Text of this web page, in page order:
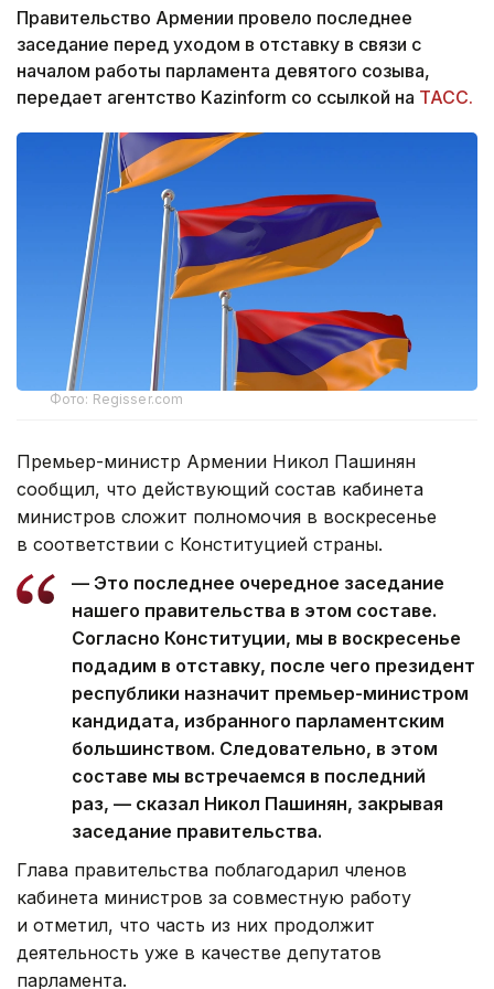
Правительство Армении провело последнее
заседание перед уходом в отставку в связи с
началом работы парламента девятого созыва,
передает агентство Kazinform со ссылкой на ТАСС.
Фото: Regisser.com
Премьер-министр Армении Никол Пашинян
сообщил, что действующий состав кабинета
министров сложит полномочия в воскресенье
в соответствии с Конституцией страны.
— Это последнее очередное заседание
нашего правительства в этом составе.
Согласно Конституции, мы в воскресенье
подадим в отставку, после чего президент
республики назначит премьер-министром
кандидата, избранного парламентским
большинством. Следовательно, в этом
составе мы встречаемся в последний
раз, — сказал Никол Пашинян, закрывая
заседание правительства.
Глава правительства поблагодарил членов
кабинета министров за совместную работу
и отметил, что часть из них продолжит
деятельность уже в качестве депутатов
парламента.